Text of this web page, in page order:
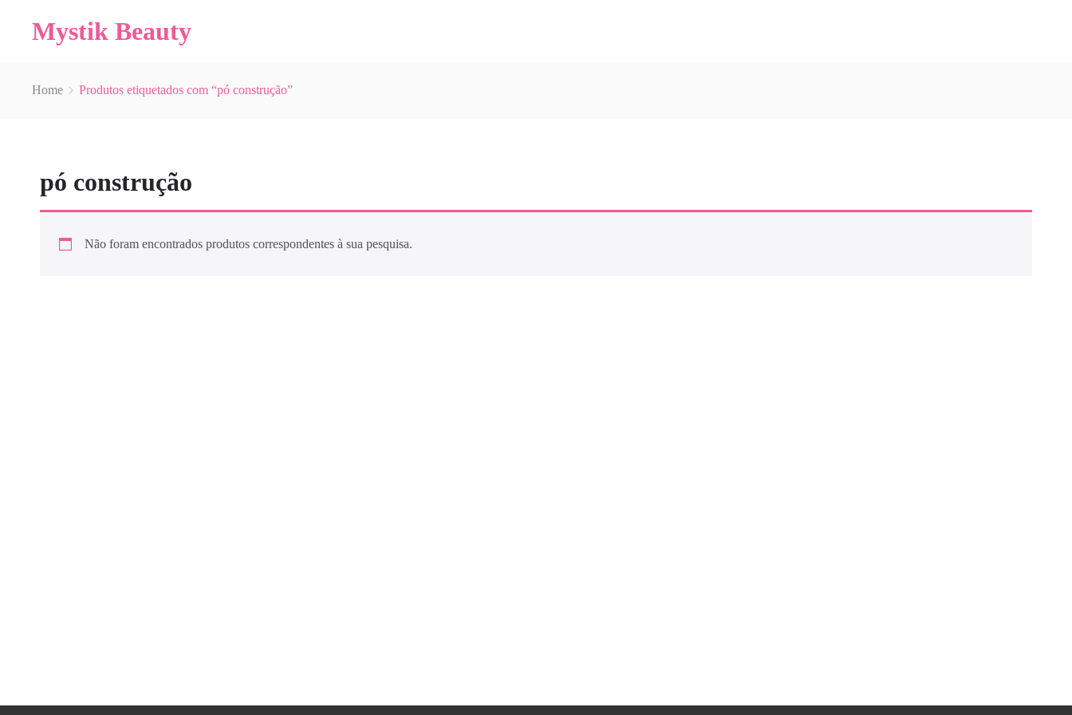
Mystik Beauty
Home Produtos etiquetados com “pó construção”
pó construção
Não foram encontrados produtos correspondentes à sua pesquisa.